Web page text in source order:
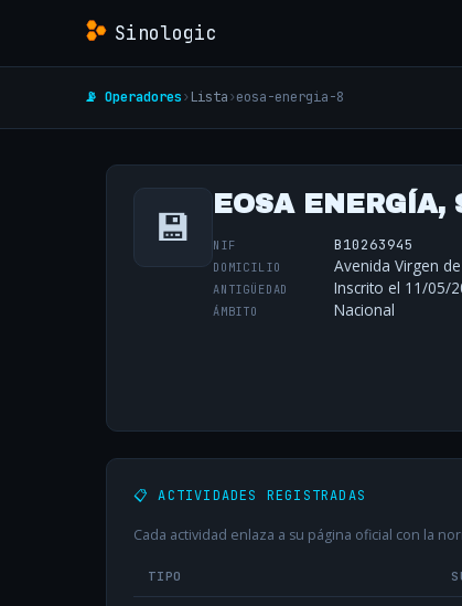
Sinologic
📡 Operadores› Lista›eosa-energia-8
💾 EOSA ENERGÍA,
NIF B10263945
DOMICILIO Avenida Virgen
ANTIGÜEDAD Inscrito el 11/05/
ÁMBITO Nacional
📋 ACTIVIDADES REGISTRADAS
Cada actividad enlaza a su página oficial con la
TIPO